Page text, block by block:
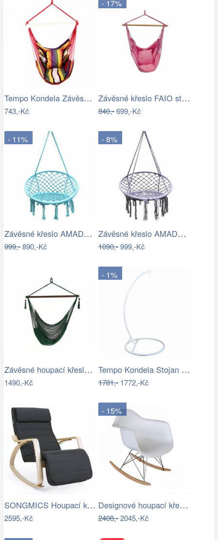
Tempo Kondela Závěsné houpací křeslo…
743,-Kč
- 17%
Závěsné křeslo FAIO starorůžová
840,-699,-Kč
- 11%
Závěsné křeslo AMADO 2 NEW Tempo Kondela
999,-890,-Kč
- 8%
Závěsné křeslo AMADO 2 NEW Tempo Kondela
1090,-999,-Kč
Závěsné houpací křeslo Bustry,…
1490,-Kč
- 1%
Tempo Kondela Stojan na závěsné houpací…
1781,-1772,-Kč
SONGMICS Houpací křeslo Ben šedé
2595,-Kč
- 15%
Designové houpací křeslo - TK
2408,-2045,-Kč